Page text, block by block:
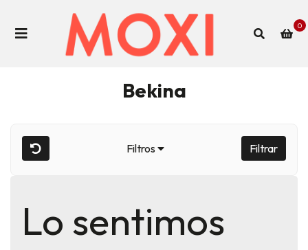
0
Bekina
Filtros Filtrar
Lo sentimos